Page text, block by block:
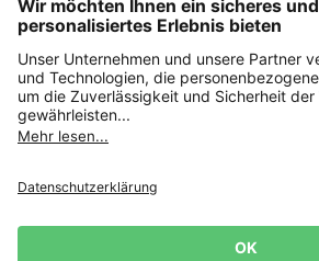
ZAHLUNG UND LIEFERUNG
Sicher einkaufen mit
Impressum